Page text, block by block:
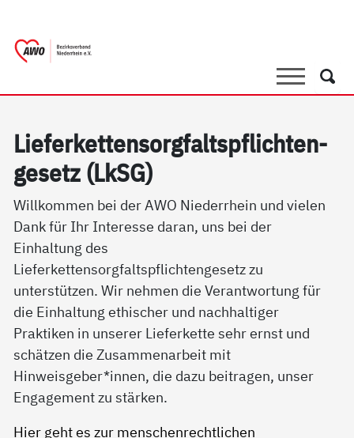
SucheSuche
Lie­fer­ket­ten­sorg­faltspf­lich­ten­
ge­setz (LkSG)
Willkommen bei der AWO Niederrhein und vielen
Dank für Ihr Interesse daran, uns bei der
Einhaltung des
Lieferkettensorgfaltspflichtengesetz zu
unterstützen. Wir nehmen die Verantwortung für
die Einhaltung ethischer und nachhaltiger
Praktiken in unserer Lieferkette sehr ernst und
schätzen die Zusammenarbeit mit
Hinweisgeber*innen, die dazu beitragen, unser
Engagement zu stärken.
Hier geht es zur menschenrechtlichen